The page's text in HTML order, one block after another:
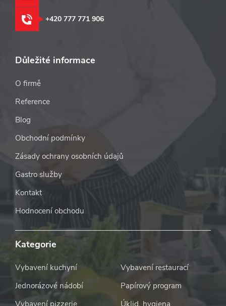
+420 777 771 906
Důležité informace
O firmě
Reference
Blog
Obchodní podmínky
Zásady ochrany osobních údajů
Gastro služby
Kontakt
Hodnocení obchodu
Kategorie
Vybavení kuchyní
Vybavení restaurací
Jednorázové nádobí
Papírový program